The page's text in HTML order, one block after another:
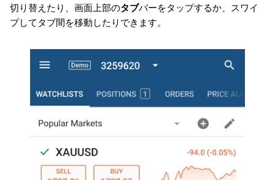
Polski
Türkçe
切り替えたり、画面上部のタブバーをタップするか、スワイ
プしてタブ間を移動したりできます。